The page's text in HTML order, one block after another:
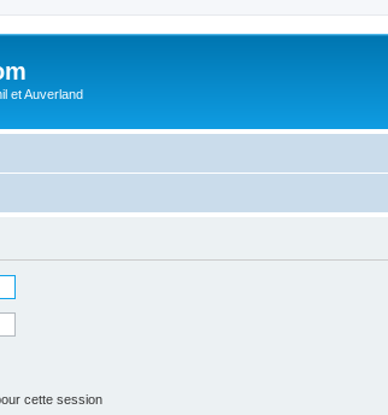
et Auverland
cette session